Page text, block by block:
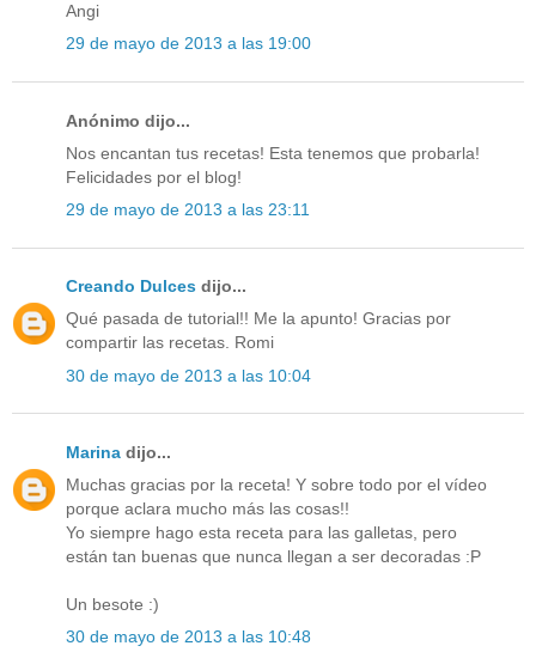
Angi
29 de mayo de 2013 a las 19:00
Anónimo dijo...
Nos encantan tus recetas! Esta tenemos que probarla!
Felicidades por el blog!
29 de mayo de 2013 a las 23:11
Creando Dulces dijo...
Qué pasada de tutorial!! Me la apunto! Gracias por
compartir las recetas. Romi
30 de mayo de 2013 a las 10:04
Marina dijo...
Muchas gracias por la receta! Y sobre todo por el vídeo
porque aclara mucho más las cosas!!
Yo siempre hago esta receta para las galletas, pero
están tan buenas que nunca llegan a ser decoradas :P
Un besote :)
30 de mayo de 2013 a las 10:48